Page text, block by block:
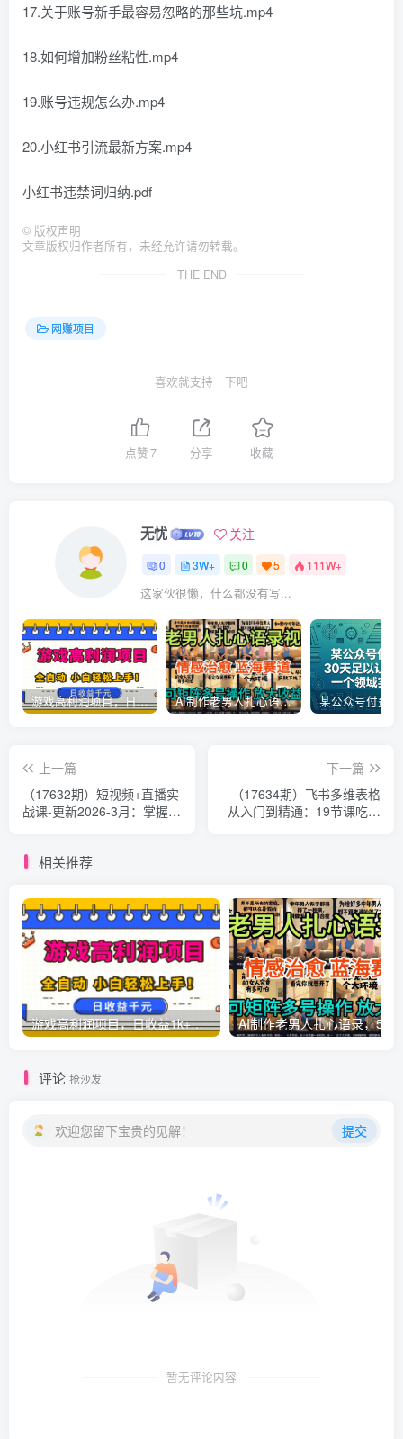
17.关于账号新手最容易忽略的那些坑.mp4
18.如何增加粉丝粘性.mp4
19.账号违规怎么办.mp4
20.小红书引流最新方案.mp4
小红书违禁词归纳.pdf
© 版权声明
文章版权归作者所有，未经允许请勿转载。
THE END
网赚项目
喜欢就支持一下吧
点赞7 分享 收藏
无忧 关注
0 3W+ 0 5 111W+
这家伙很懒，什么都没有写...
游戏高利润项目，日收益1k+，全自动，无需值守，解放双手，小白轻松上手【揭秘】 AI制作老男人扎心语录，5分钟一条，操作简单，流量非常大，保姆级教程
上一篇
（17632期）短视频+直播实
战课-更新2026-3月：掌握最
下一篇
（17634期）飞书多维表格
从入门到精通：19节课吃透
相关推荐
游戏高利润项目，日收益1k+，全自动，无需值守，解放双手，小白轻松上手【揭秘】
评论 抢沙发
欢迎您留下宝贵的见解！ 提交
暂无评论内容